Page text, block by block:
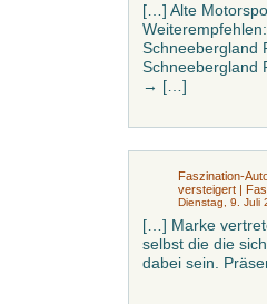
[…] Alte
Schneebergland
Schneebergland
→ […]
Faszination-
versteigert |
Dienstag, 9. Juli
[…] Marke
selbst die die
dabei sein.